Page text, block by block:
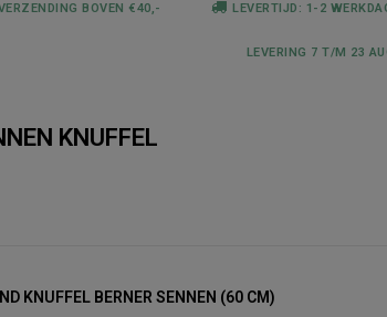
BOVEN €40,- LEVERTIJD: 1-2
LEVERING 7 T/M 23
KNUFFEL
KNUFFEL BERNER SENNEN (60 CM)